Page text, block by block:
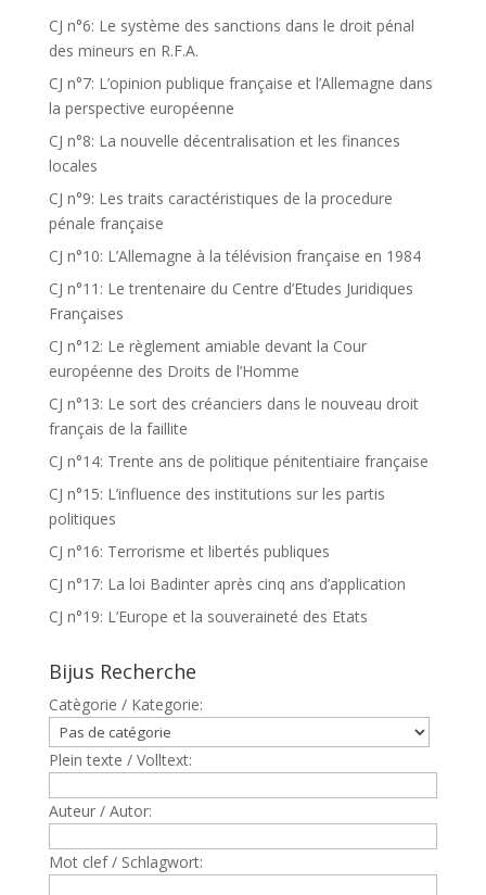
CJ n°6: Le système des sanctions dans le droit pénal
des mineurs en R.F.A.
CJ n°7: L’opinion publique française et l’Allemagne dans
la perspective européenne
CJ n°8: La nouvelle décentralisation et les finances
locales
CJ n°9: Les traits caractéristiques de la procedure
pénale française
CJ n°10: L’Allemagne à la télévision française en 1984
CJ n°11: Le trentenaire du Centre d’Etudes Juridiques
Françaises
CJ n°12: Le règlement amiable devant la Cour
européenne des Droits de l’Homme
CJ n°13: Le sort des créanciers dans le nouveau droit
français de la faillite
CJ n°14: Trente ans de politique pénitentiaire française
CJ n°15: L’influence des institutions sur les partis
politiques
CJ n°16: Terrorisme et libertés publiques
CJ n°17: La loi Badinter après cinq ans d’application
CJ n°19: L’Europe et la souveraineté des Etats
Bijus Recherche
Catègorie / Kategorie:
Plein texte / Volltext:
Auteur / Autor:
Mot clef / Schlagwort: